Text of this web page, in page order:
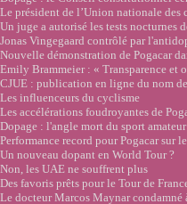
président de l’Union nationale des
juge a autorisé les tests nocturnes
Vingegaard contrôlé par
démonstration de Pogacar
Brammeier : « Transparence et
: publication en ligne du nom
influenceurs du cyclisme
accélérations foudroyantes de
: l'angle mort du sport amateur
record pour Pogacar sur
nouveau dopant en World Tour ?
les UAE ne souffrent plus
favoris prêts pour le Tour de
docteur Marcos Maynar condamné